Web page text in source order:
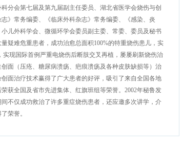
分会第七届及第九届副主任委员、湖北省医学会烧伤与创
》常务编委、《临床外科杂志》常务编委、《感染、炎
儿外科学会、微循环学会委员副主委、常委、委员及秘书
疑难危重患者，成功治愈总面积100%的特重烧伤患儿，实
现国际首例严重电烧伤后断肢交叉再植，屡屡刷新烧伤治
面（压疮、糖尿病溃疡、疤痕溃疡及各种皮肤缺损等）治
面治疗技术赢得了广大患者的好评，吸引了来自全国各地
获全国及省市先进集体、红旗班组等荣誉。2002年秘鲁发
不仅成功救治了许多重症烧伤患者，还应邀多次讲学，介
荣誉。